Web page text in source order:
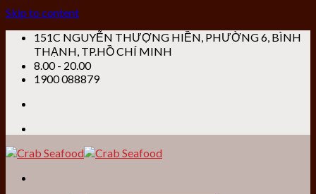
Skip to content
151C NGUYỄN THƯỢNG HIỀN, PHƯỜNG 6, BÌNH
THẠNH, TP.HỒ CHÍ MINH
8.00 - 20.00
1900 088879